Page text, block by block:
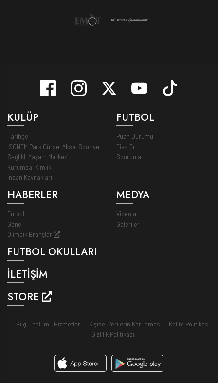
KULÜP
Tarihçe
ISONEM Park Gürsel Aksel Spor ve
Sağlıklı Yaşam Merkezi
Kurumsal Kimlik
İnsan Kaynakları
FUTBOL
Puan Durumu
Fikstür
Sporcular
HABERLER
Futbol
Genel
Olimpik Branşlar
MEDYA
Videolar
Galeriler
FUTBOL OKULLARI
İLETİŞİM
STORE
Bilgi Toplumu Hizmetleri Kişisel Verilerin Korunması
Kalite Politikası
Gizlilik Politikası